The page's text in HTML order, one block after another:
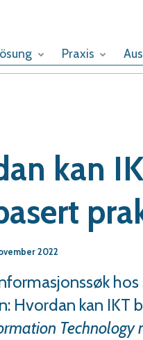
Praxis
kan
2022
hos
Hvordan kan IKT
Technology